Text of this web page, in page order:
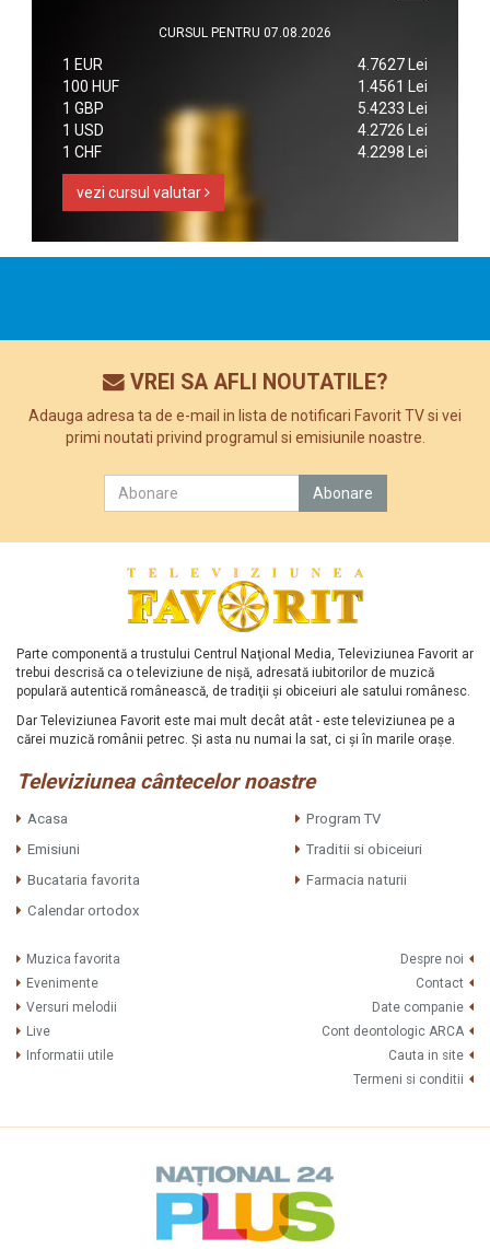
CURSUL PENTRU 07.08.2026
1 EUR
4.7627 Lei
100 HUF
1.4561 Lei
1 GBP
5.4233 Lei
1 USD
4.2726 Lei
1 CHF
4.2298 Lei
vezi cursul valutar
VREI SA AFLI NOUTATILE?
Adauga adresa ta de e-mail in lista de notificari Favorit TV si vei
primi noutati privind programul si emisiunile noastre.
Parte componentă a trustului Centrul Naţional Media, Televiziunea Favorit ar
trebui descrisă ca o televiziune de nişă, adresată iubitorilor de muzică
populară autentică românească, de tradiţii şi obiceiuri ale satului românesc.
Dar Televiziunea Favorit este mai mult decât atât - este televiziunea pe a
cărei muzică românii petrec. Şi asta nu numai la sat, ci şi în marile oraşe.
Televiziunea cântecelor noastre
Acasa
Program TV
Emisiuni
Traditii si obiceiuri
Bucataria favorita
Farmacia naturii
Calendar ortodox
Muzica favorita
Evenimente
Versuri melodii
Live
Informatii utile
Despre noi
Contact
Date companie
Cont deontologic ARCA
Cauta in site
Termeni si conditii